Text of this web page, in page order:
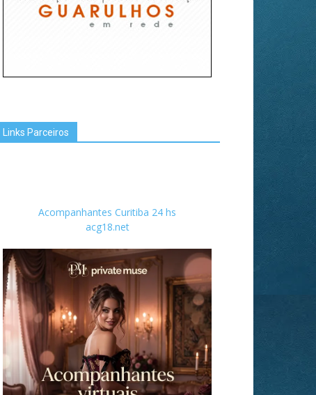
Links Parceiros
Acompanhantes Curitiba 24 hs
acg18.net